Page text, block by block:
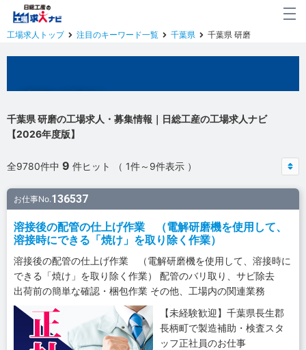
工場求人トップ 注目のキーワード一覧 千葉県 千葉県 研磨
千葉県 研磨の工場求人・募集情報｜日総工産の工場求人ナビ
【2026年度版】
全9780件中 9 件ヒット （ 1件～9件表示 ）
お仕事No.136537
溶接後の配管の仕上げ作業 （電解研磨機を使用して、
溶接時にできる「焼け」を取り除く作業）
溶接後の配管の仕上げ作業 （電解研磨機を使用して、溶接時に
できる「焼け」を取り除く作業） 配管のバリ取り、サビ除去
出荷前の簡単な確認・梱包作業 その他、工場内の関連業務
【未経験歓迎】千葉県長生郡
長柄町で製造補助・検査スタ
ッフ正社員のお仕事